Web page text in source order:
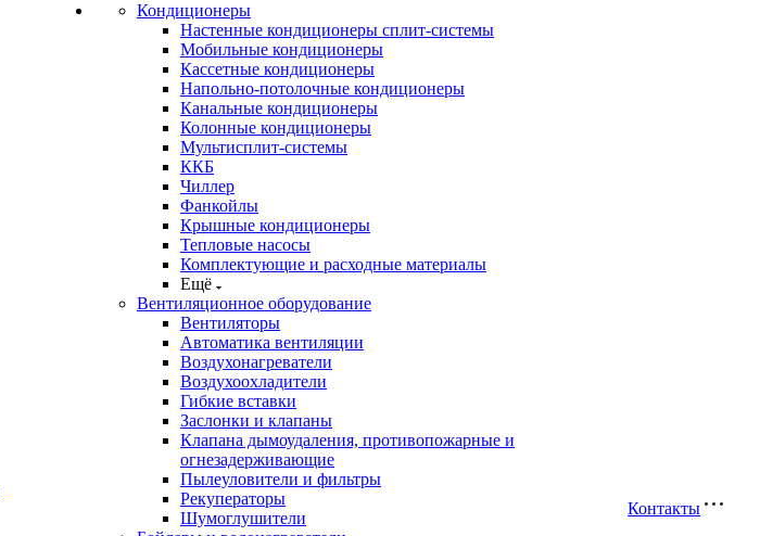
Кондиционеры
Настенные кондиционеры сплит-системы
Мобильные кондиционеры
Кассетные кондиционеры
Напольно-потолочные кондиционеры
Канальные кондиционеры
Колонные кондиционеры
Мультисплит-системы
ККБ
Чиллер
Фанкойлы
Крышные кондиционеры
Тепловые насосы
Комплектующие и расходные материалы
Ещё
Вентиляционное оборудование
Вентиляторы
Автоматика вентиляции
Воздухонагреватели
Воздухоохладители
Гибкие вставки
Заслонки и клапаны
Клапана дымоудаления, противопожарные и
огнезадерживающие
Пылеуловители и фильтры
Рекуператоры
Шумоглушители
Контакты